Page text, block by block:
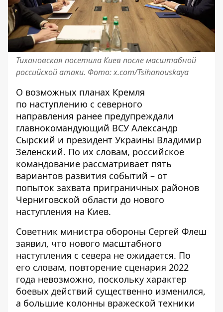
Тихановская посетила Киев после масштабной
российской атаки. Фото: x.com/Tsihanouskaya
О возможных планах Кремля
по наступлению с северного
направления ранее предупреждали
главнокомандующий ВСУ Александр
Сырский и президент Украины Владимир
Зеленский. По их словам, российское
командование рассматривает пять
вариантов развития событий – от
попыток захвата приграничных районов
Черниговской области до нового
наступления на Киев.
Советник министра обороны Сергей Флеш
заявил, что нового масштабного
наступления с севера не ожидается. По
его словам, повторение сценария 2022
года невозможно, поскольку характер
боевых действий существенно изменился,
а большие колонны вражеской техники